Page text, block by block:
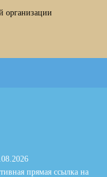
организации
прямая ссылка на